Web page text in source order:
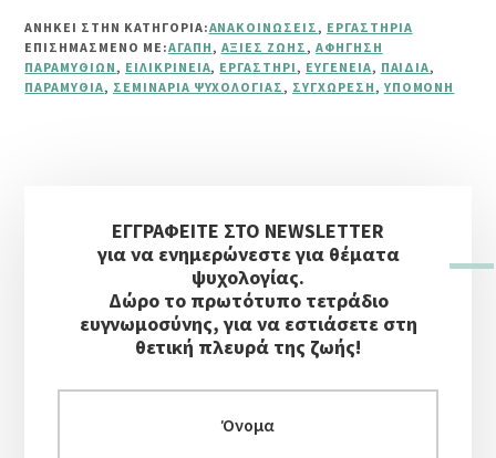
ΠΑΙΧΝΙΔΊΣΜΑΤΑ”
ΑΝΗΚΕΙ ΣΤΗΝ ΚΑΤΗΓΟΡΙΑ:ΑΝΑΚΟΙΝΏΣΕΙΣ , ΕΡΓΑΣΤΉΡΙΑ
ΕΠΙΣΗΜΑΣΜΈΝΟ ΜΕ:ΑΓΆΠΗ , ΑΞΊΕΣ ΖΩΉΣ ,ΑΦΉΓΗΣΗ
ΠΑΡΑΜΥΘΙΏΝ , ΕΙΛΙΚΡΊΝΕΙΑ, ΕΡΓΑΣΤΉΡΙ , ΕΥΓΈΝΕΙΑ, ΠΑΙΔΙΆ,
ΠΑΡΑΜΎΘΙΑ, ΣΕΜΙΝΆΡΙΑ ΨΥΧΟΛΟΓΊΑΣ , ΣΥΓΧΏΡΕΣΗ ,ΥΠΟΜΟΝΉ
ΠλευρικήΕΓΓΡΑΦΕΙΤΕ ΣΤΟ NEWSLETTER
για να ενημερώνεστε για θέματα
ψυχολογίας.
Δώρο το πρωτότυπο τετράδιο
ευγνωμοσύνης, για να εστιάσετε στη
θετική πλευρά της ζωής!